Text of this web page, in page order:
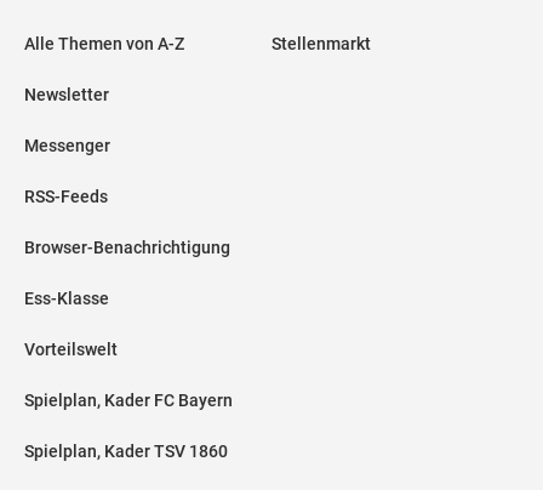
Alle Themen von A-Z
Newsletter
Messenger
RSS-Feeds
Browser-Benachrichtigung
Ess-Klasse
Vorteilswelt
Spielplan, Kader FC Bayern
Spielplan, Kader TSV 1860
Stellenmarkt